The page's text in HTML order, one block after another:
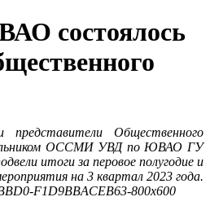
состоялось
представители Общественного
ОССМИ УВД по ЮВАО ГУ
итоги за перовое полугодие и
на 3 квартал 2023 года.